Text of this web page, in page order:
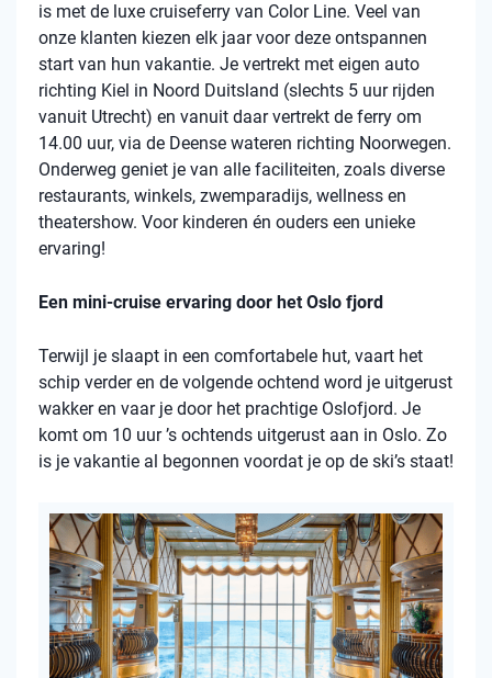
is met de luxe cruiseferry van Color Line. Veel van
onze klanten kiezen elk jaar voor deze ontspannen
start van hun vakantie. Je vertrekt met eigen auto
richting Kiel in Noord Duitsland (slechts 5 uur rijden
vanuit Utrecht) en vanuit daar vertrekt de ferry om
14.00 uur, via de Deense wateren richting Noorwegen.
Onderweg geniet je van alle faciliteiten, zoals diverse
restaurants, winkels, zwemparadijs, wellness en
theatershow. Voor kinderen én ouders een unieke
ervaring!
Een mini-cruise ervaring door het Oslo fjord
Terwijl je slaapt in een comfortabele hut, vaart het
schip verder en de volgende ochtend word je uitgerust
wakker en vaar je door het prachtige Oslofjord. Je
komt om 10 uur ’s ochtends uitgerust aan in Oslo. Zo
is je vakantie al begonnen voordat je op de ski’s staat!